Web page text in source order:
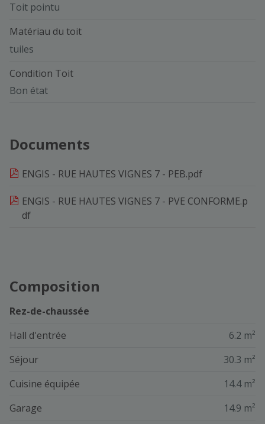
Toit pointu
Matériau du toit
tuiles
Condition Toit
Bon état
Documents
ENGIS - RUE HAUTES VIGNES 7 - PEB.pdf
ENGIS - RUE HAUTES VIGNES 7 - PVE CONFORME.p
df
Composition
Rez-de-chaussée
Hall d'entrée
6.2 m²
Séjour
30.3 m²
Cuisine équipée
14.4 m²
Garage
14.9 m²